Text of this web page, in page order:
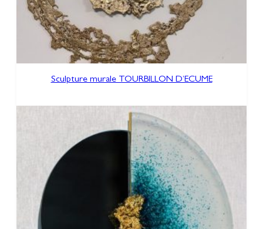
Sculpture murale TOURBILLON D’ECUME